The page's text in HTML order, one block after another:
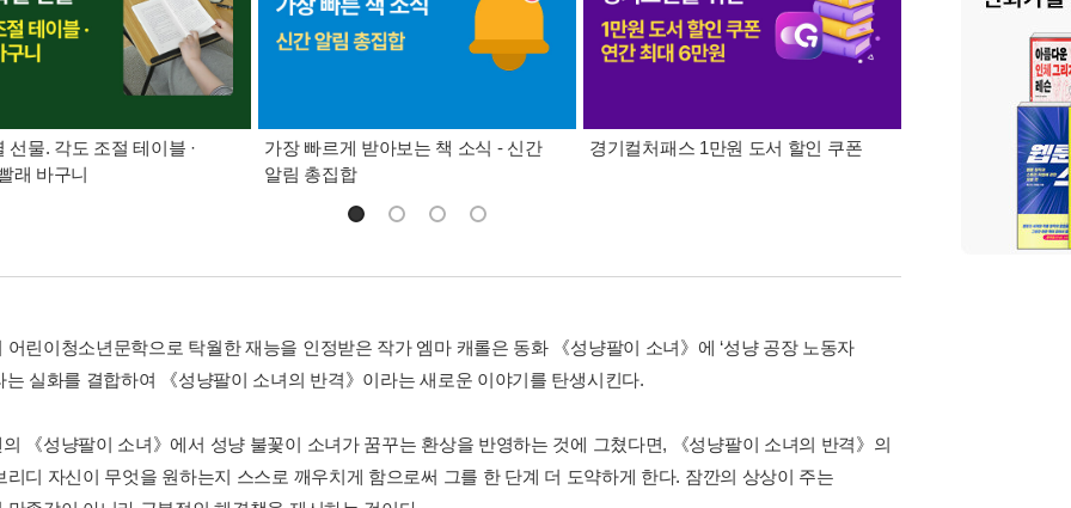
선물. 각도 조절 테이블 ·
래 바구니
가장 빠르게 받아보는 책 소식 - 신간
알림 총집합
경기컬처패스 1만원 도서 할인 쿠폰 삼성카드가 쏜다! 알
어린이청소년문학으로 탁월한 재능을 인정받은 작가 엠마 캐롤은 동화 《성냥팔이 소녀》에 ‘성냥 공장 노동자
는 실화를 결합하여 《성냥팔이 소녀의 반격》이라는 새로운 이야기를 탄생시킨다.
《성냥팔이 소녀》에서 성냥 불꽃이 소녀가 꿈꾸는 환상을 반영하는 것에 그쳤다면, 《성냥팔이 소녀의 반격》의
리디 자신이 무엇을 원하는지 스스로 깨우치게 함으로써 그를 한 단계 더 도약하게 한다. 잠깐의 상상이 주는